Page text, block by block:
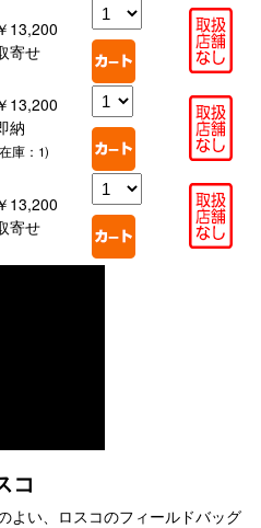
13,200
寄せ
13,200
納
庫：1)
13,200
寄せ
コ
よい、ロスコのフィールドバッグ